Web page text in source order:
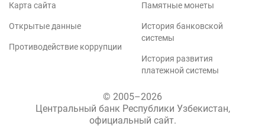
Карта сайта
Открытые данные
Противодействие коррупции
Памятные монеты
История банковской
системы
История развития
платежной системы
© 2005–2026
Центральный банк Республики Узбекистан,
официальный сайт.